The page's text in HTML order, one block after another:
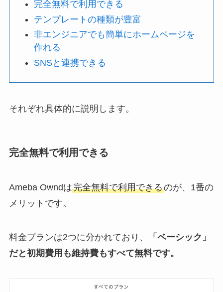
完全無料で利用できる
テンプレートの種類が豊富
非エンジニアでも簡単にホームページを
作れる
SNSと連携できる
それぞれ具体的に説明します。
完全無料で利用できる
Ameba Owndは完全無料で利用できるのが、1番の
メリットです。
料金プランは2つに分かれており、
「ベーシック」
だと初期費用も維持費もすべて無料です。